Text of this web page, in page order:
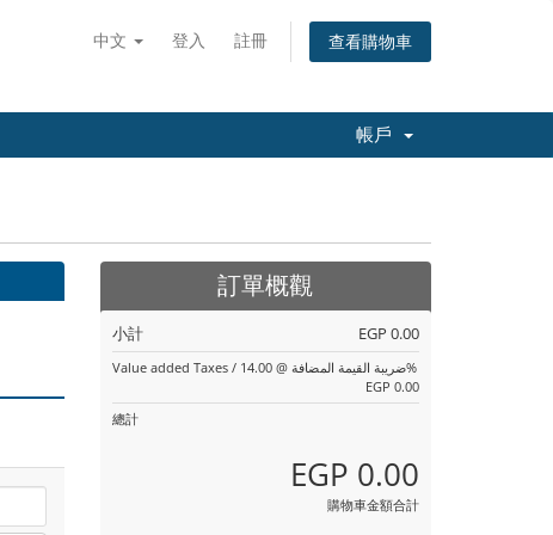
中文 登入 註冊 查看購物車
帳戶
訂單概觀
小計 EGP 0.00
Value added Taxes / ضريبة القيمة المضافة @ 14.00%
EGP 0.00
總計
EGP 0.00
購物車金額合計